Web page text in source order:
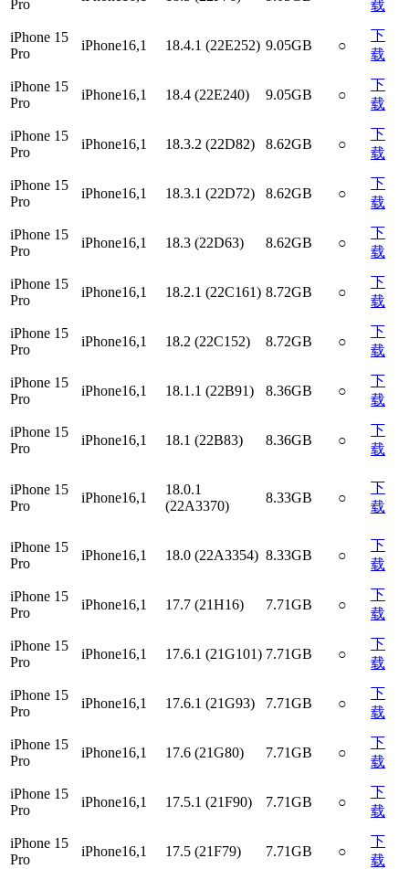
Pro 载
iPhone 15
Pro
iPhone16,1 18.4.1 (22E252) 9.05GB ○
下
载
iPhone 15
Pro
iPhone16,1 18.4 (22E240) 9.05GB ○
下
载
iPhone 15
Pro
iPhone16,1 18.3.2 (22D82) 8.62GB ○
下
载
iPhone 15
Pro
iPhone16,1 18.3.1 (22D72) 8.62GB ○
下
载
iPhone 15
Pro
iPhone16,1 18.3 (22D63) 8.62GB ○
下
载
iPhone 15
Pro
iPhone16,1 18.2.1 (22C161) 8.72GB ○
下
载
iPhone 15
Pro
iPhone16,1 18.2 (22C152) 8.72GB ○
下
载
iPhone 15
Pro
iPhone16,1 18.1.1 (22B91) 8.36GB ○
下
载
iPhone 15
Pro
iPhone16,1 18.1 (22B83) 8.36GB ○
下
载
iPhone 15
Pro
iPhone16,1
18.0.1
(22A3370)
8.33GB ○
下
载
iPhone 15
Pro
iPhone16,1 18.0 (22A3354) 8.33GB ○
下
载
iPhone 15
Pro
iPhone16,1 17.7 (21H16) 7.71GB ○
下
载
iPhone 15
Pro
iPhone16,1 17.6.1 (21G101) 7.71GB ○
下
载
iPhone 15
Pro
iPhone16,1 17.6.1 (21G93) 7.71GB ○
下
载
iPhone 15
Pro
iPhone16,1 17.6 (21G80) 7.71GB ○
下
载
iPhone 15
Pro
iPhone16,1 17.5.1 (21F90) 7.71GB ○
下
载
iPhone 15
Pro
iPhone16,1 17.5 (21F79) 7.71GB ○
下
载